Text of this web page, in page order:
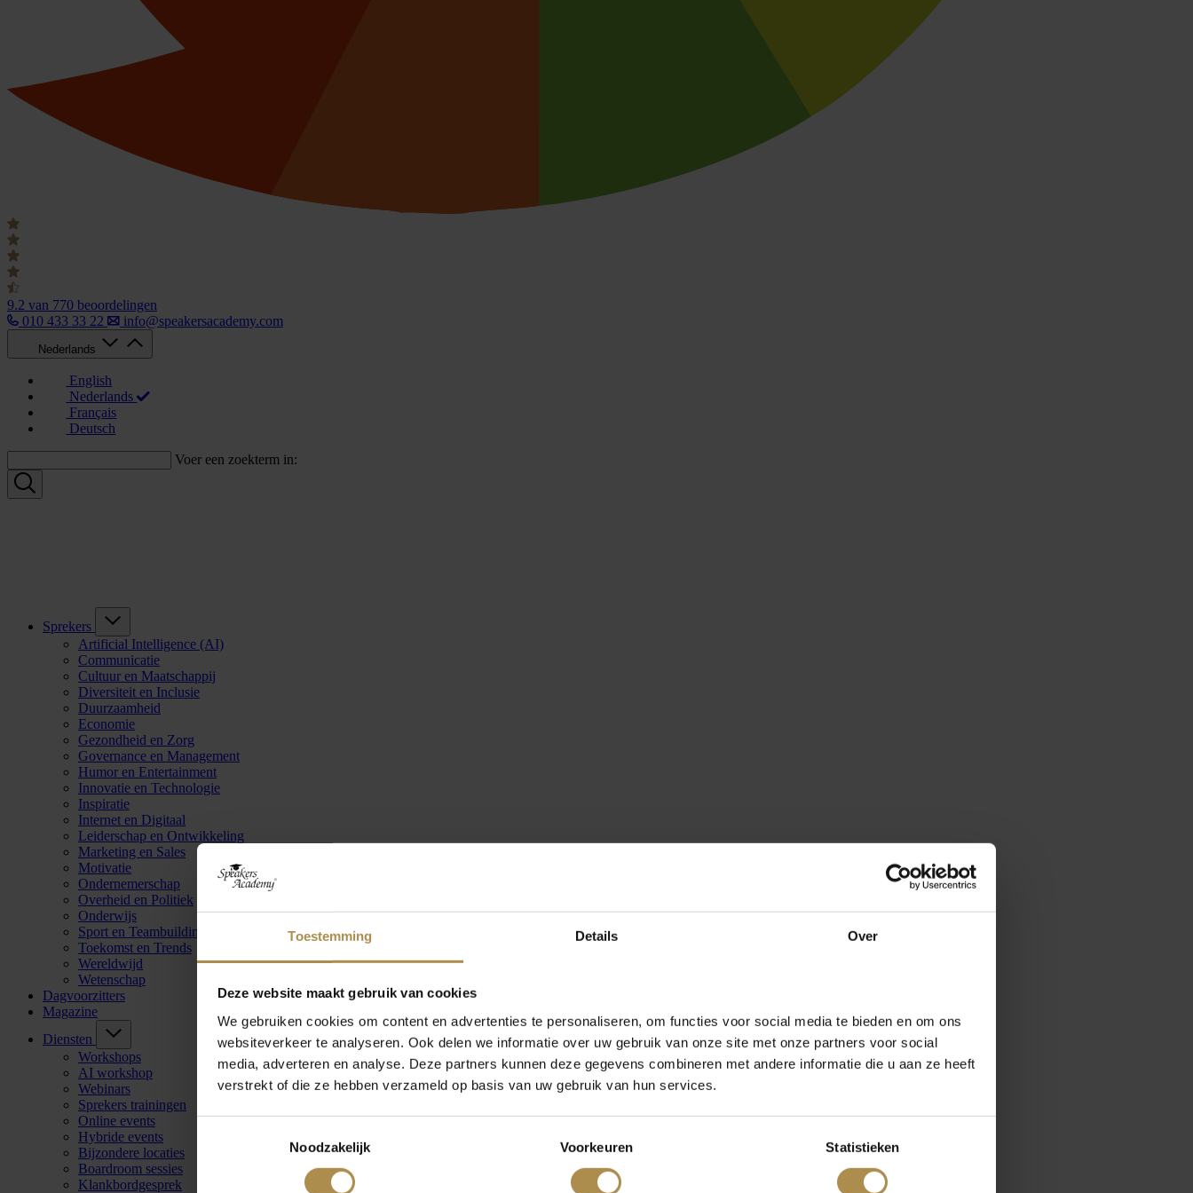
Toestemming Details Over
Deze website maakt gebruik van cookies
We gebruiken cookies om content en advertenties te personaliseren, om functies voor social media te bieden en om ons
websiteverkeer te analyseren. Ook delen we informatie over uw gebruik van onze site met onze partners voor social
media, adverteren en analyse. Deze partners kunnen deze gegevens combineren met andere informatie die u aan ze heeft
verstrekt of die ze hebben verzameld op basis van uw gebruik van hun services.
Noodzakelijk
Voorkeuren Statistieken
9.2 van 770 beoordelingen
010 433 33 22
info@speakersacademy.com
Nederlands
English
Nederlands
Français
Deutsch
Voer een zoekterm in:
Sprekers
Artificial Intelligence (AI)
Communicatie
Cultuur en Maatschappij
Diversiteit en Inclusie
Duurzaamheid
Economie
Gezondheid en Zorg
Governance en Management
Humor en Entertainment
Innovatie en Technologie
Inspiratie
Internet en Digitaal
Leiderschap en Ontwikkeling
Marketing en Sales
Motivatie
Ondernemerschap
Overheid en Politiek
Onderwijs
Sport en Teambuilding
Toekomst en Trends
Wereldwijd
Wetenschap
Dagvoorzitters
Magazine
Diensten
Workshops
AI workshop
Webinars
Sprekers trainingen
Online events
Hybride events
Bijzondere locaties
Boardroom sessies
Klankbordgesprek